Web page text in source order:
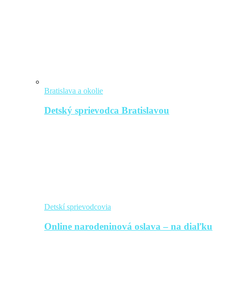
Bratislava a okolie
Detský sprievodca Bratislavou
Detskí sprievodcovia
Online narodeninová oslava – na diaľku